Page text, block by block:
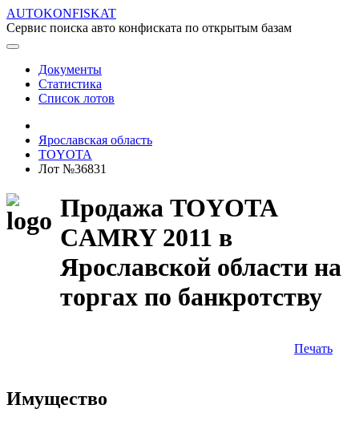
AUTOKONFISKAT
Сервис поиска авто конфиската по открытым базам
Документы
Статистика
Список лотов
Ярославская область
TOYOTA
Лот №36831
Продажа TOYOTA
CAMRY 2011 в
Ярославской области на
торгах по банкротству
Печать
Имущество